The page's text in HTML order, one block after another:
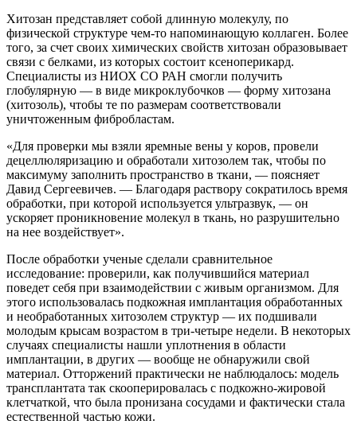
Хитозан представляет собой длинную молекулу, по
физической структуре чем-то напоминающую коллаген. Более
того, за счет своих химических свойств хитозан образовывает
связи с белками, из которых состоит ксеноперикард.
Специалисты из НИОХ СО РАН смогли получить
глобулярную — в виде микроклубочков — форму хитозана
(хитозоль), чтобы те по размерам соответствовали
уничтоженным фибробластам.
«Для проверки мы взяли яремные вены у коров, провели
децеллюляризацию и обработали хитозолем так, чтобы по
максимуму заполнить пространство в ткани, — поясняет
Давид Сергеевичев. — Благодаря раствору сократилось время
обработки, при которой используется ультразвук, — он
ускоряет проникновение молекул в ткань, но разрушительно
на нее воздействует».
После обработки ученые сделали сравнительное
исследование: проверили, как получившийся материал
поведет себя при взаимодействии с живым организмом. Для
этого использовалась подкожная имплантация обработанных
и необработанных хитозолем структур — их подшивали
молодым крысам возрастом в три-четыре недели. В некоторых
случаях специалисты нашли уплотнения в области
имплантации, в других — вообще не обнаружили свой
материал. Отторжений практически не наблюдалось: модель
трансплантата так скооперировалась с подкожно-жировой
клетчаткой, что была пронизана сосудами и фактически стала
естественной частью кожи.